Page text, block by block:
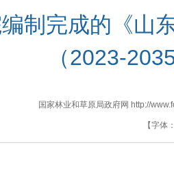
制完成的《山
（2023-
国家林业和草原局政府网 http://
【字体